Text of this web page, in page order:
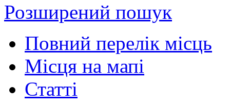
Розширений пошук
Повний перелік місць
Місця на мапі
Статті